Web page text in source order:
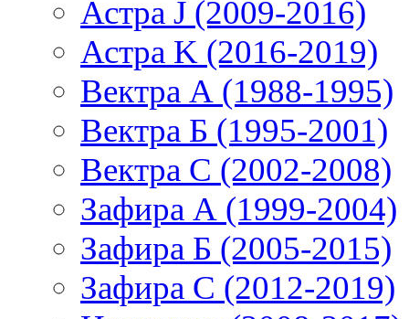
Астра J (2009-2016)
Астра K (2016-2019)
Вектра А (1988-1995)
Вектра Б (1995-2001)
Вектра С (2002-2008)
Зафира А (1999-2004)
Зафира Б (2005-2015)
Зафира С (2012-2019)